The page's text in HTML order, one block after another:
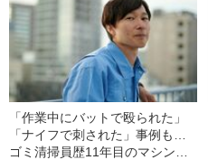
「作業中にバットで殴られた」
「ナイフで刺された」事例も…
ゴミ清掃員歴11年目のマシンガ